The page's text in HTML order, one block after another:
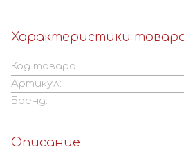
Характеристики
Код товара:
Артикул:
Бренд:
Описание